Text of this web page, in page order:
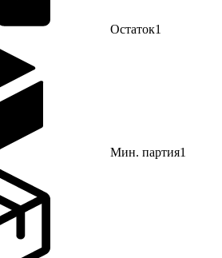
Остаток1
Мин. партия1